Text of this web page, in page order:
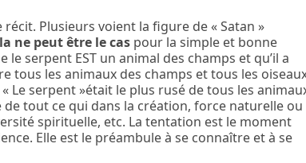
Plusieurs voient la figure de « Satan »
ne peut être le cas pour la simple et bonne
serpent EST un animal des champs et qu’il a
tous les animaux des champs et tous les
Le serpent »était le plus rusé de tous les
de tout ce qui dans la création, force naturelle ou
spirituelle, etc. La tentation est le moment
Elle est le préambule à se connaître et à se